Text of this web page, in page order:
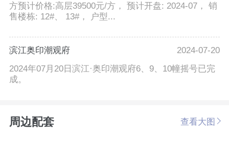
方预计价格:高层39500元/方， 预计开盘: 2024-07， 销
售楼栋: 12#、 13#， 户型...
滨江奥印潮观府
2024-07-20
2024年07月20日滨江·奥印潮观府6、9、10幢摇号已完
成。
周边配套 查看大图